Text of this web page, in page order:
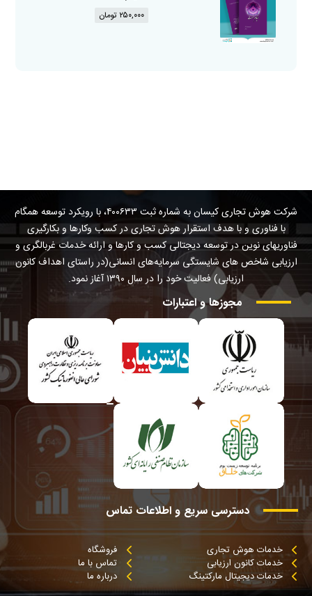
۲۵۰,۰۰۰ تومان
شرکت هوش تجاری کیسان به شماره ثبت ۴۰۰۶۳۳، با رویکرد توسعه همگام
با فناوری و با هدف استقرار هوش تجاری در کسب وکارها و بکارگیری
فناوریهای نوین در توسعه دیجتالی کسب و کارها و ارائه خدمات غربالگری و
ارزیابی شاخص های شایستگی سرمایه‌های انسانی(در راستای اهداف کانون
ارزیابی) فعالیت خود را در سال ۱۳۹۰ آغاز نمود.
مجوزها و اعتبارات
دسترسی سریع و اطلاعات تماس
خدمات هوش تجاری
خدمات کانون ارزیابی
خدمات دیجیتال مارکتینگ
فروشگاه
تماس با ما
درباره ما